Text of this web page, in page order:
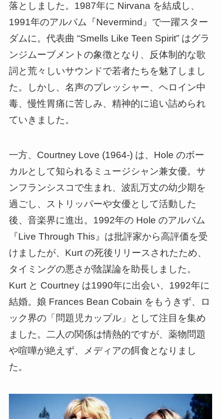
落としました。1987年に Nirvana を結成し、
1991年のアルバム『Nevermind』で一躍スター
ダムに。代表曲 “Smells Like Teen Spirit” はグラ
ンジムーブメントの象徴となり、反体制的な歌
詞と荒々しいサウンドで若者たちを魅了しまし
た。しかし、名声のプレッシャー、ヘロイン中
毒、慢性胃痛に苦しみ、精神的に追い詰められ
ていきました。
一方、Courtney Love (1964-) は、Hole のボー
カルとして知られるミュージシャン兼女優。サ
ンフランシスコで生まれ、波乱万丈の幼少期を
過ごし、ストリッパーや女優として活動した
後、音楽界に進出。1992年の Hole のアルバム
『Live Through This』は批評家から高評価を受
けましたが、Kurt の死後リリースされたため、
タイミングの悪さが陰謀論を助長しました。
Kurt と Courtney は1990年に出会い、1992年に
結婚。娘 Frances Bean Cobain をもうきず、ロ
ック界の「問題児カップル」として注目を集め
ました。二人の関係は情熱的ですが、薬物問題
や喧嘩が絶えず、メディアの餌食となりまし
た。